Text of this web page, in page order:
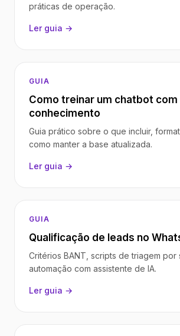
práticas de operação.
Ler guia →
GUIA
Como treinar um chatbot com
conhecimento
Guia prático sobre o que incluir,
como manter a base atualizada.
Ler guia →
GUIA
Qualificação de leads no
Critérios BANT, scripts de triagem por
automação com assistente de IA.
Ler guia →